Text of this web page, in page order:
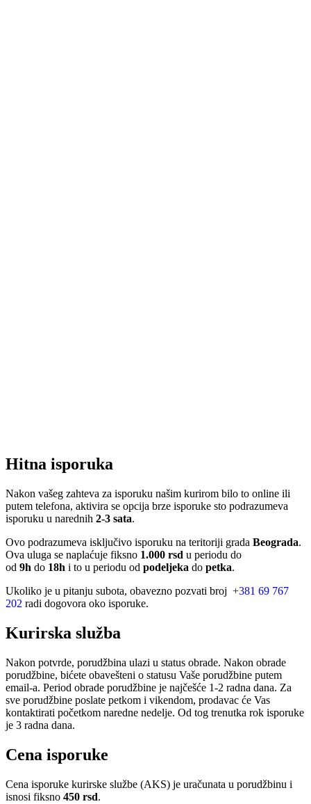
Hitna isporuka
Nakon vašeg zahteva za isporuku našim kurirom bilo to online ili
putem telefona, aktivira se opcija brze isporuke sto podrazumeva
isporuku u narednih 2-3 sata.
Ovo podrazumeva isključivo isporuku na teritoriji grada Beograda.
Ova uluga se naplaćuje fiksno 1.000 rsd u periodu do
od 9h do 18h i to u periodu od podeljeka do petka.
Ukoliko je u pitanju subota, obavezno pozvati broj +381 69 767
202 radi dogovora oko isporuke.
Kurirska služba
Nakon potvrde, porudžbina ulazi u status obrade. Nakon obrade
porudžbine, bićete obavešteni o statusu Vaše porudžbine putem
email-a. Period obrade porudžbine je najčešće 1-2 radna dana. Za
sve porudžbine poslate petkom i vikendom, prodavac će Vas
kontaktirati početkom naredne nedelje. Od tog trenutka rok isporuke
je 3 radna dana.
Cena isporuke
Cena isporuke kurirske službe (AKS) je uračunata u porudžbinu i
isnosi fiksno 450 rsd.